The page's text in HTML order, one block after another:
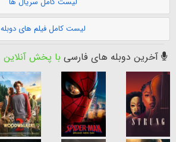
لیست کامل فیلم های دوبله
آخرین دوبله های فارسی با پخش آنلاین